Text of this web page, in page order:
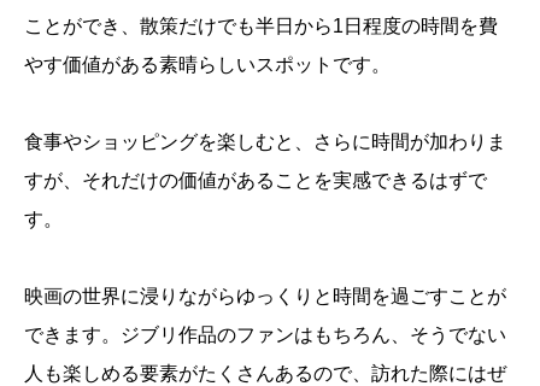
ことができ、散策だけでも半日から1日程度の時間を費
やす価値がある素晴らしいスポットです。
食事やショッピングを楽しむと、さらに時間が加わりま
すが、それだけの価値があることを実感できるはずで
す。
映画の世界に浸りながらゆっくりと時間を過ごすことが
できます。ジブリ作品のファンはもちろん、そうでない
人も楽しめる要素がたくさんあるので、訪れた際にはぜ